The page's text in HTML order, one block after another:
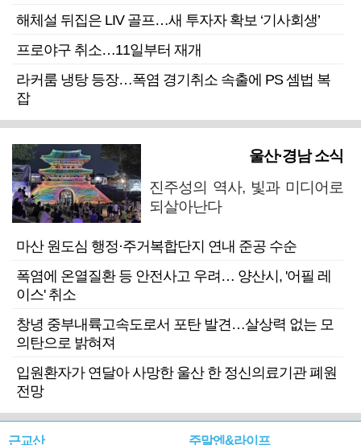
해체설 뒤집은 LIV 골프…새 투자자 확보 ‘기사회생’
프로야구 취소…11일부터 재개
라커룸 냉탕 등장…폭염 경기취소 속출에 PS 셈법 복
잡
울산·경남 소식
진주성의 역사, 빛과 미디어로
되살아난다
마산 원도심 행정·주거복합단지 연내 준공 수순
폭염에 온열질환 등 안전사고 우려… 양산시, '어필 레
이스' 취소
창녕 중부내륙고속도로서 포탄 발견…살상력 없는 모
의탄으로 밝혀져
입원환자가 연달아 사망한 울산 한 정신의료기관 폐원
전망
근교산 주말엔&라이프